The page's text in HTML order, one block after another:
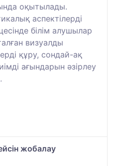
оқытылады.
аспектілерді
білім алушылар
визуалды
құру, сондай-ақ
ағындарын әзірлеу
жобалау